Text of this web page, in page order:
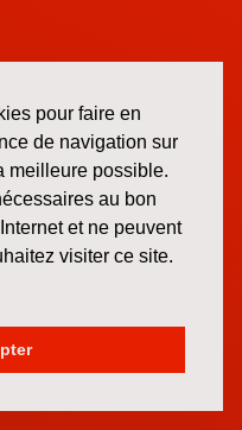
pour faire en
de navigation sur
meilleure possible.
au bon
et ne peuvent
visiter ce site.
- Kortrijk)